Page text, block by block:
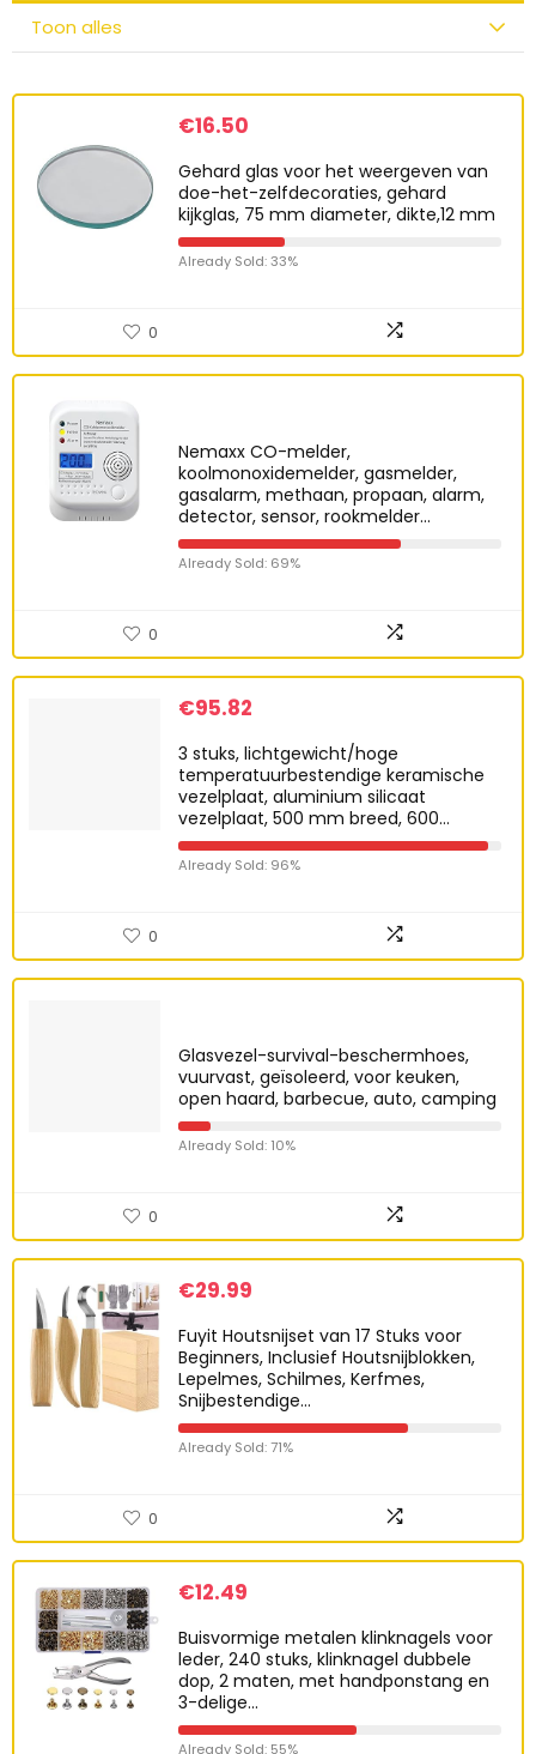
Toon alles
€16.50
Gehard glas voor het weergeven van
doe-het-zelfdecoraties, gehard
kijkglas, 75 mm diameter, dikte,12 mm
Already Sold: 33%
0
Nemaxx CO-melder,
koolmonoxidemelder, gasmelder,
gasalarm, methaan, propaan, alarm,
detector, sensor, rookmelder…
Already Sold: 69%
0
€95.82
3 stuks, lichtgewicht/hoge
temperatuurbestendige keramische
vezelplaat, aluminium silicaat
vezelplaat, 500 mm breed, 600…
Already Sold: 96%
0
Glasvezel-survival-beschermhoes,
vuurvast, geïsoleerd, voor keuken,
open haard, barbecue, auto, camping
Already Sold: 10%
0
€29.99
Fuyit Houtsnijset van 17 Stuks voor
Beginners, Inclusief Houtsnijblokken,
Lepelmes, Schilmes, Kerfmes,
Snijbestendige…
Already Sold: 71%
0
€12.49
Buisvormige metalen klinknagels voor
leder, 240 stuks, klinknagel dubbele
dop, 2 maten, met handponstang en
3-delige…
Already Sold: 55%